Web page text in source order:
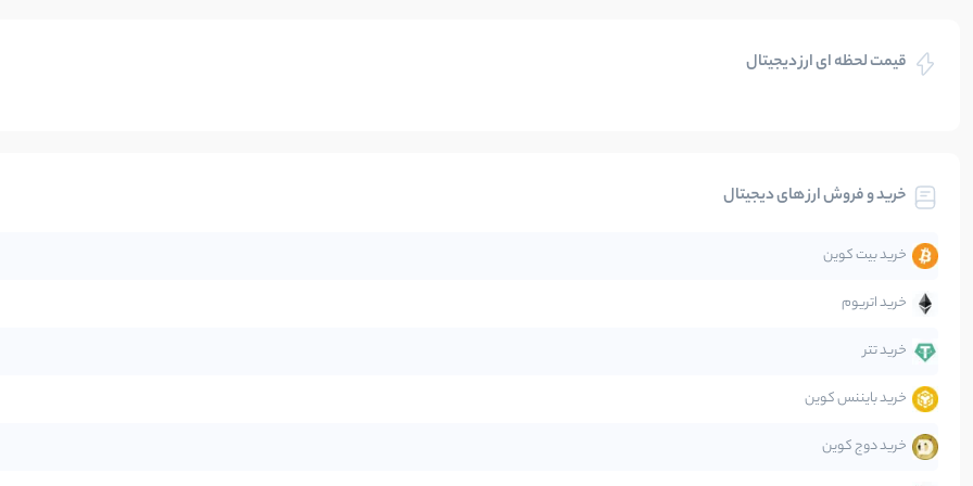
بلاکچین
تحلیل
جهان
دیفای
صرافی‌ها
قانون‌گذاری
قیمت لحظه ای ارز دیجیتال
خرید و فروش ارز های دیجیتال
خرید بیت کوین
خرید اتریوم
خرید تتر
خرید بایننس کوین
خرید دوج کوین